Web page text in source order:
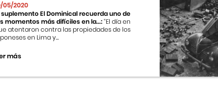
05/2020
suplemento El Dominical recuerda uno de
momentos más difíciles en la...:“El día en
atentaron contra las propiedades de los
en Lima y...
más